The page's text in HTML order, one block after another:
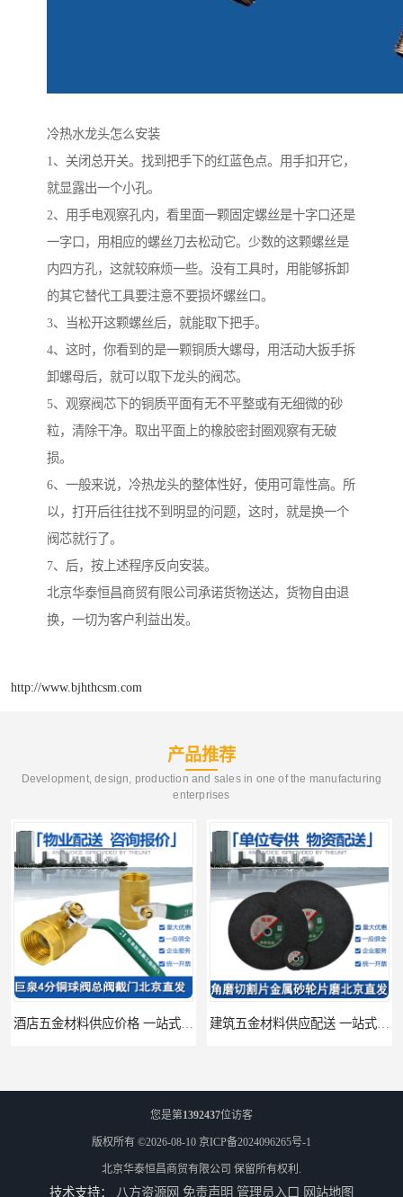
冷热水龙头怎么安装
1、关闭总开关。找到把手下的红蓝色点。用手扣开它，
就显露出一个小孔。
2、用手电观察孔内，看里面一颗固定螺丝是十字口还是
一字口，用相应的螺丝刀去松动它。少数的这颗螺丝是
内四方孔，这就较麻烦一些。没有工具时，用能够拆卸
的其它替代工具要注意不要损坏螺丝口。
3、当松开这颗螺丝后，就能取下把手。
4、这时，你看到的是一颗铜质大螺母，用活动大扳手拆
卸螺母后，就可以取下龙头的阀芯。
5、观察阀芯下的铜质平面有无不平整或有无细微的砂
粒，清除干净。取出平面上的橡胶密封圈观察有无破
损。
6、一般来说，冷热龙头的整体性好，使用可靠性高。所
以，打开后往往找不到明显的问题，这时，就是换一个
阀芯就行了。
7、后，按上述程序反向安装。
北京华泰恒昌商贸有限公司承诺货物送达，货物自由退
换，一切为客户利益出发。
http://www.bjhthcsm.com
产品推荐
Development, design, production and sales in one of the manufacturing
enterprises
酒店五金材料供应价格 一站式配送 建筑五金材料供应配送 一站式五金材料供应商
您是第1392437位访客
版权所有 ©2026-08-10 京ICP备2024096265号-1
北京华泰恒昌商贸有限公司 保留所有权利.
技术支持： 八方资源网 免责声明 管理员入口 网站地图